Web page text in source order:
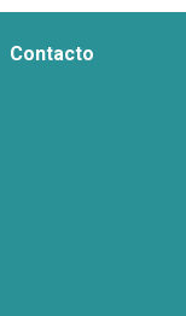
Contacto